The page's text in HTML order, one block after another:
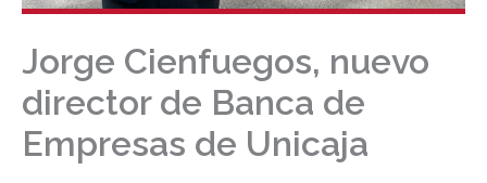
Jorge Cienfuegos, nuevo
director de Banca de
Empresas de Unicaja